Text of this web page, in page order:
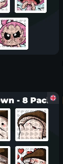
- 8 Pack